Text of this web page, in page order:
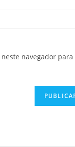
navegador